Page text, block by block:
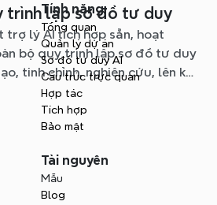
trình lập sơ đồ tư duy
trợ lý AI tích hợp sẵn, hoạt
bộ quy trình lập sơ đồ tư duy
tinh chỉnh, nghiên cứu, lên kế
cả mà không cần rời khỏi sơ
Tính năng
Tổng quan
Quản lý dự án
Sơ đồ tư duy AI
Cấu trúc trực quan
Hợp tác
Tích hợp
Bảo mật
Tài nguyên
Mẫu
Blog